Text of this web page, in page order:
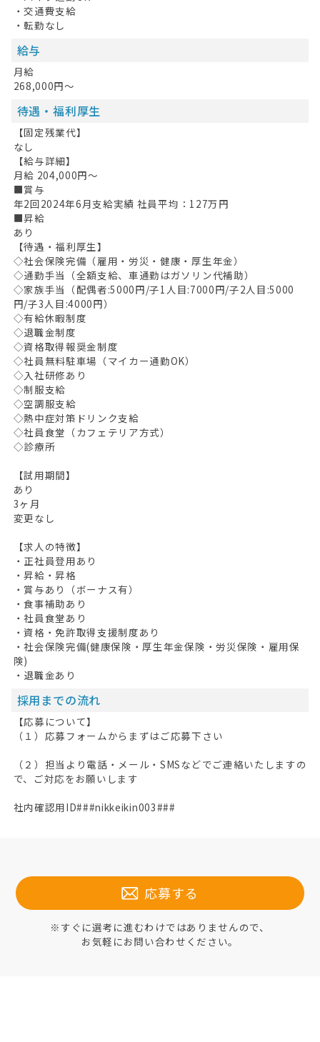
・交通費支給
・転勤なし
給与
月給
268,000円～
待遇・福利厚生
【固定残業代】
なし
【給与詳細】
月給 204,000円～
■賞与
年2回2024年6月支給実績 社員平均：127万円
■昇給
あり
【待遇・福利厚生】
◇社会保険完備（雇用・労災・健康・厚生年金）
◇通勤手当（全額支給、車通勤はガソリン代補助）
◇家族手当（配偶者:5000円/子1人目:7000円/子2人目:5000
円/子3人目:4000円）
◇有給休暇制度
◇退職金制度
◇資格取得報奨金制度
◇社員無料駐車場（マイカー通勤OK）
◇入社研修あり
◇制服支給
◇空調服支給
◇熱中症対策ドリンク支給
◇社員食堂（カフェテリア方式）
◇診療所
【試用期間】
あり
3ヶ月
変更なし
【求人の特徴】
・正社員登用あり
・昇給・昇格
・賞与あり（ボーナス有）
・食事補助あり
・社員食堂あり
・資格・免許取得支援制度あり
・社会保険完備(健康保険・厚生年金保険・労災保険・雇用保
険)
・退職金あり
採用までの流れ
【応募について】
（１）応募フォームからまずはご応募下さい
（２）担当より電話・メール・SMSなどでご連絡いたしますの
で、ご対応をお願いします
社内確認用ID###nikkeikin003###
応募する
※すぐに選考に進むわけではありませんので、
お気軽にお問い合わせください。